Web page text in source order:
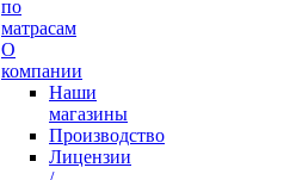
по
матрасам
О
компании
Наши
магазины
Производство
Лицензии